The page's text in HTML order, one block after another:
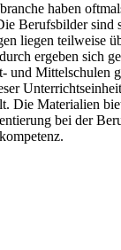
haben
Berufsbilder sind
liegen teilweise
ergeben sich
und Mittelschulen
Die Materialien
bei der